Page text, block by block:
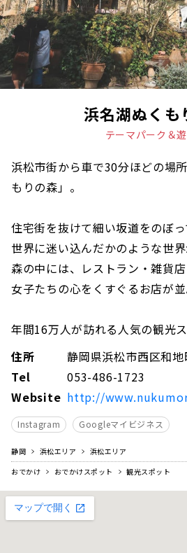
浜名湖ぬくも
テーマパーク＆
浜松市街から車で30分ほどの場
もりの森」。
住宅街を抜けて細い坂道をのぼ
世界に迷い込んだかのような世
森の中には、レストラン・雑貨
女子たちの心をくすぐるお店が並
年間16万人が訪れる人気の観光ス
住所
静岡県浜松市西区和
Tel
053-486-1723
Website http://
Instagram Googleマイビジネス
静岡 浜松エリア
浜松エリア
おでかけ
おでかけスポット 観光スポット